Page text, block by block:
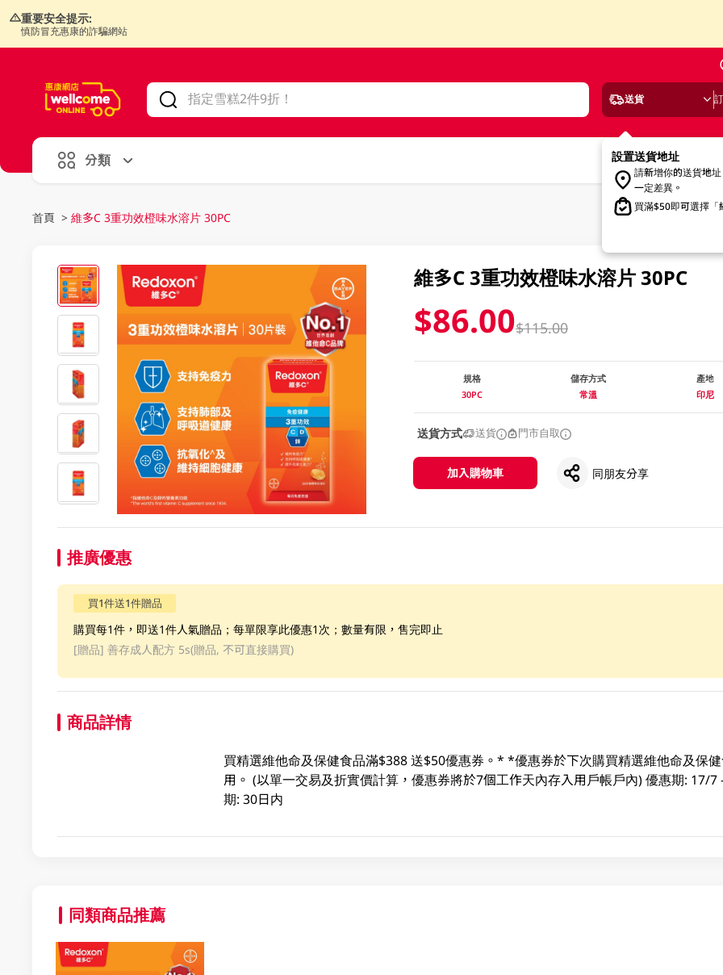
重要安全提示:
慎防冒充惠康的詐騙網站
送貨
設置送貨地址
請新增你的送貨地
一定差異。
買滿$50即可選擇「
分類
首頁 > 維多C 3重功效橙味水溶片 30PC
維多C 3重功效橙味水溶片 30PC
$86.00$115.00
規格
30PC
儲存方式
常溫
產地
印尼
送貨方式 送貨 門市自取
加入購物車 同朋友分享
推廣優惠
買1件送1件贈品
購買每1件，即送1件人氣贈品；每單限享此優惠1次；數量有限，售完即止
[贈品] 善存成人配方 5s(贈品, 不可直接購買)
商品詳情
買精選維他命及保健食品滿$388 送$50優惠券。* *優惠券於下次購買精選維他命及保
用。 (以單一交易及折實價計算，優惠券將於7個工作天內存入用戶帳戶內) 優惠期: 17/
期: 30日内
同類商品推薦